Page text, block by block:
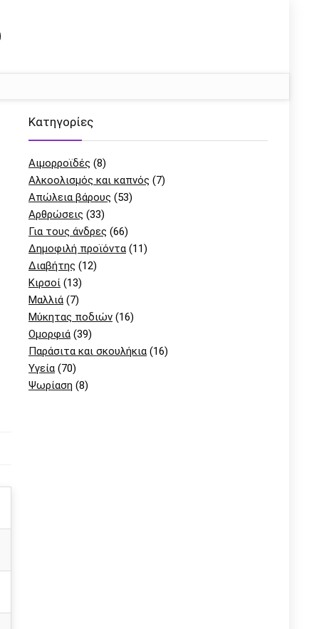
Kατηγορίες
Αιμορροϊδές (8)
Αλκοολισμός και καπνός (7)
Απώλεια βάρους (53)
Αρθρώσεις (33)
Για τους άνδρες (66)
Δημοφιλή προϊόντα (11)
Διαβήτης (12)
Κιρσοί (13)
Μαλλιά (7)
Μύκητας ποδιών (16)
Ομορφιά (39)
Παράσιτα και σκουλήκια (16)
Υγεία (70)
Ψωρίαση (8)